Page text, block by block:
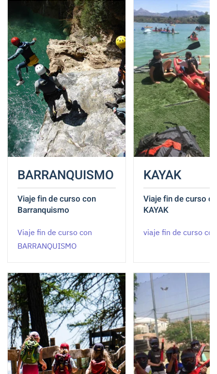
BARRANQUISMO
Viaje fin de curso con
Barranquismo
Viaje fin de curso con
BARRANQUISMO
KAYAK
Viaje fin de curso
KAYAK
viaje fin de curso